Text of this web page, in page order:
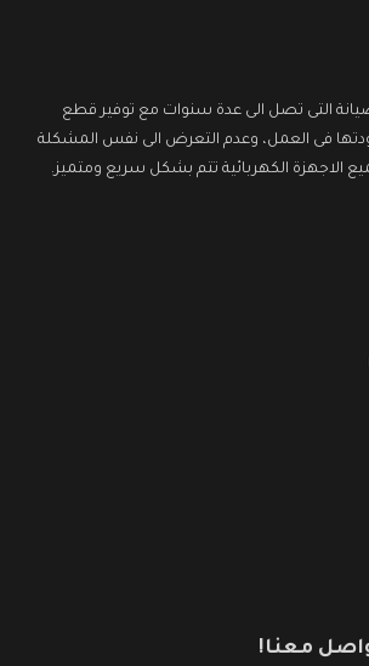
التى تصل الى عدة سنوات مع توفير قطع
فى العمل، وعدم التعرض الى نفس المشكلة
الاجهزة الكهربائية تتم بشكل سريع ومتميز.
معنا!